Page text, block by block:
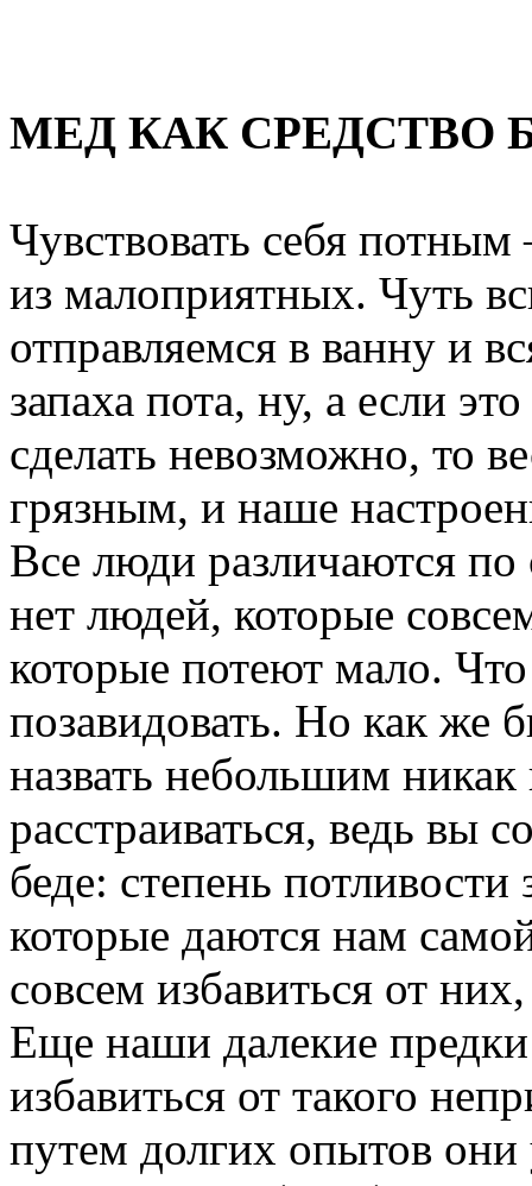
МЕД КАК СРЕДСТВО
Чувствовать себя
из малоприятных. Чуть
отправляемся в ванну и
запаха пота, ну, а если
сделать невозможно, то
грязным, и наше
Все люди различаются по
нет людей, которые
которые потеют мало.
позавидовать. Но как же
назвать небольшим никак
расстраиваться, ведь вы
беде: степень
которые даются нам
совсем избавиться от
Еще наши далекие
избавиться от такого
путем долгих опытов они